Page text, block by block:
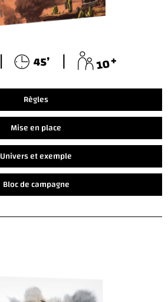
Règles
Mise en place
Univers et exemple
Bloc de campagne